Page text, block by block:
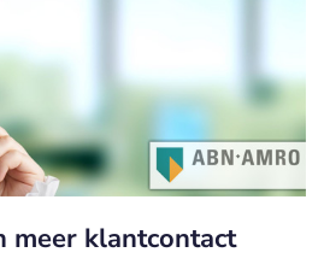
meer klantcontact